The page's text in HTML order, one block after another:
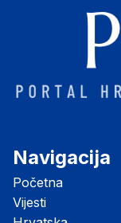
Navigacija
Početna
Vijesti